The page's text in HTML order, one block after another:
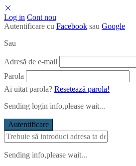
Log in Cont nou
Autentificare cu Facebook sau Google
Sau
Adresă de e-mail
Parola
Ai uitat parola? Resetează parola!
Sending login info,please wait...
Autentificare
Sending info,please wait...